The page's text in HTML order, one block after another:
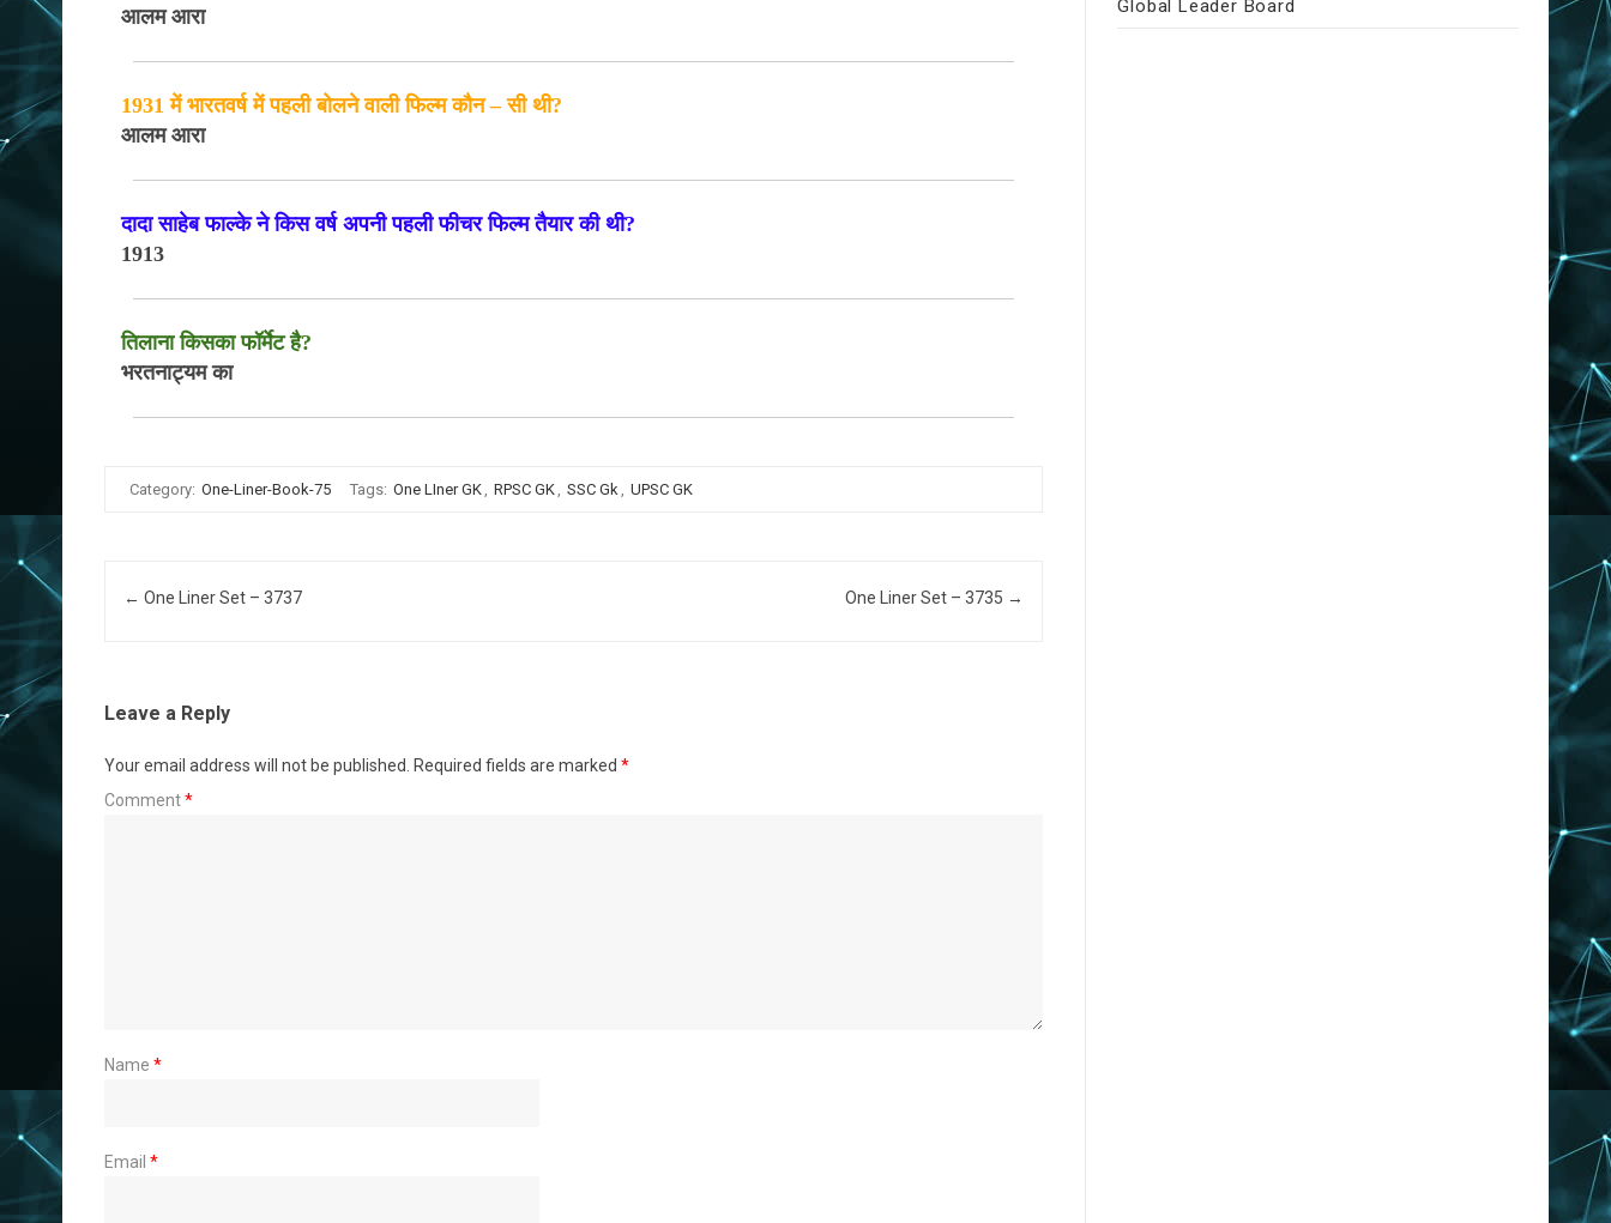
आलम आरा
1931 में भारतवर्ष में पहली बोलने वाली फिल्म कौन – सी थी?
आलम आरा
दादा साहेब फाल्के ने किस वर्ष अपनी पहली फीचर फिल्म तैयार की थी?
1913
तिलाना किसका फॉर्मेट है?
भरतनाट्यम का
Category: One-Liner-Book-75 Tags: One LIner GK, RPSC GK, SSC Gk, UPSC GK
Post navigation
← One Liner Set – 3737 One Liner Set – 3735 →
Leave a Reply
Your email address will not be published. Required fields are marked *
Comment*
Name *
Email *
Global Leader Board